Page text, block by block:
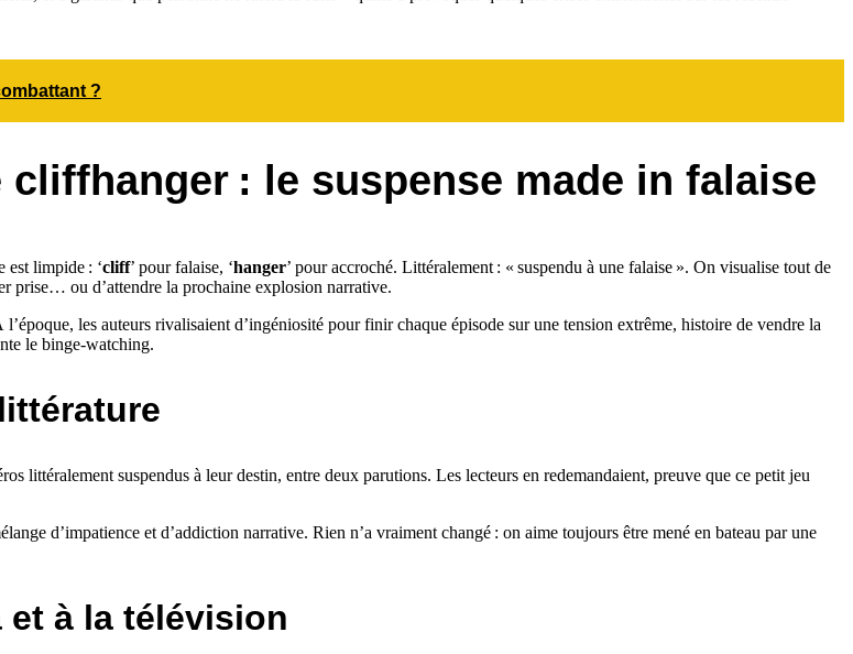
?
: le suspense made in falaise
est limpide : ‘cliff’ pour falaise, ‘hanger’ pour accroché. Littéralement : « suspendu à une falaise ». On visualise tout de
prise… ou d’attendre la prochaine explosion narrative.
l’époque, les auteurs rivalisaient d’ingéniosité pour finir chaque épisode sur une tension extrême, histoire de vendre la
le binge-watching.
littéralement suspendus à leur destin, entre deux parutions. Les lecteurs en redemandaient, preuve que ce petit jeu
d’impatience et d’addiction narrative. Rien n’a vraiment changé : on aime toujours être mené en bateau par une
et à la télévision